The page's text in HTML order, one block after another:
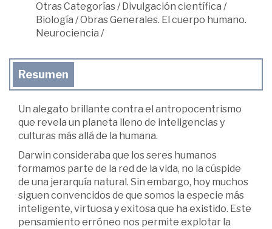
Otras Categorías/ Divulgación científica /
Biología /Obras Generales. El cuerpo humano.
Neurociencia /
Resumen
Un alegato brillante contra el antropocentrismo
que revela un planeta lleno de inteligencias y
culturas más allá de la humana.
Darwin consideraba que los seres humanos
formamos parte de la red de la vida, no la cúspide
de una jerarquía natural. Sin embargo, hoy muchos
siguen convencidos de que somos la especie más
inteligente, virtuosa y exitosa que ha existido. Este
pensamiento erróneo nos permite explotar la